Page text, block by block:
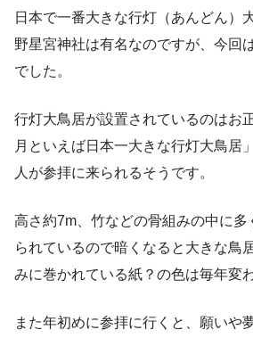
日本で一番大きな行灯（あんどん）
野星宮神社は有名なのですが、今回
でした。
行灯大鳥居が設置されているのはお
月といえば日本一大きな行灯大鳥居
人が参拝に来られるそうです。
高さ約7m、竹などの骨組みの中に多
られているので暗くなると大きな鳥
みに巻かれている紙？の色は毎年変
また年初めに参拝に行くと、願いや